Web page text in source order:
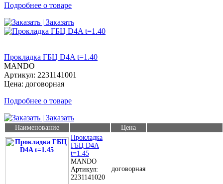
Подробнее о товаре
| Заказать
Прокладка ГБЦ D4A t=1.40
MANDO
Артикул: 2231141001
Цена: договорная
Подробнее о товаре
| Заказать
Наименование
Цена
Прокладка
ГБЦ D4A
t=1.45
MANDO
Артикул:
2231141020
договорная